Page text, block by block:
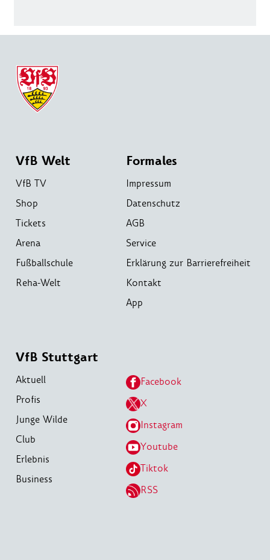
VfB Welt
VfB TV
Shop
Tickets
Arena
Fußballschule
Reha-Welt
Formales
Impressum
Datenschutz
AGB
Service
Erklärung zur Barrierefreiheit
Kontakt
App
VfB Stuttgart
Aktuell
Profis
Junge Wilde
Club
Erlebnis
Business
Facebook
X
Instagram
Youtube
Tiktok
RSS